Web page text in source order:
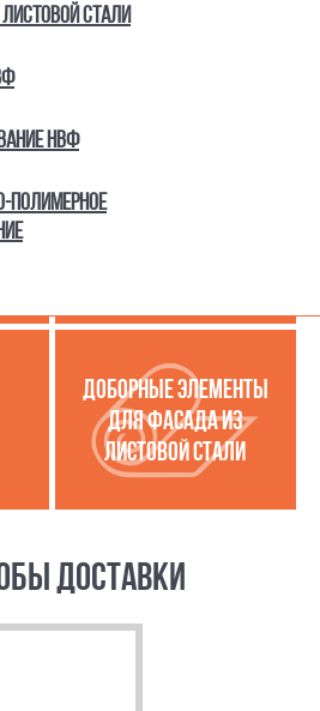
стали
НВФ
полимерное
И УСЛУГ
МЕТАЛЛОКАССЕТЫ
ДОБОРНЫЕ ЭЛЕМЕНТЫ
ДЛЯ ФАСАДА ИЗ
ЛИСТОВОЙ СТАЛИ
ДОСТАВКИ